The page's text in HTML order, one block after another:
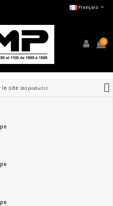
Français
0
le site (63 produits)